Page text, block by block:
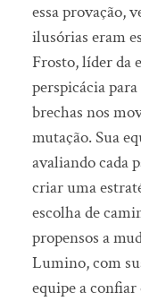
essa provação,
ilusórias eram
Frosto, líder da
perspicácia
brechas nos
mutação. Sua
avaliando cada
criar uma
escolha de
propensos a
Lumino, com
equipe a